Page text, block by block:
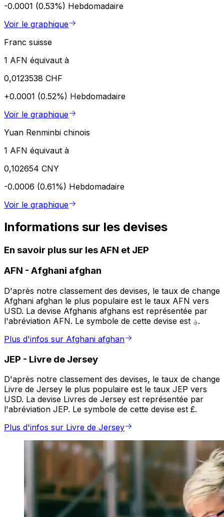
-0.0001 (0.53%) Hebdomadaire
Voir le graphique
Franc suisse
1 AFN équivaut à
0,0123538 CHF
+0.0001 (0.52%) Hebdomadaire
Voir le graphique
Yuan Renminbi chinois
1 AFN équivaut à
0,102654 CNY
-0.0006 (0.61%) Hebdomadaire
Voir le graphique
Informations sur les devises
En savoir plus sur les AFN et JEP
AFN - Afghani afghan
D'après notre classement des devises, le taux de change
Afghani afghan le plus populaire est le taux AFN vers
USD. La devise Afghanis afghans est représentée par
l'abréviation AFN. Le symbole de cette devise est ؋.
Plus d'infos sur Afghani afghan
JEP - Livre de Jersey
D'après notre classement des devises, le taux de change
Livre de Jersey le plus populaire est le taux JEP vers
USD. La devise Livres de Jersey est représentée par
l'abréviation JEP. Le symbole de cette devise est £.
Plus d'infos sur Livre de Jersey